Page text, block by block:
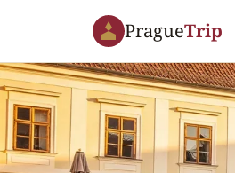
PragueTrip